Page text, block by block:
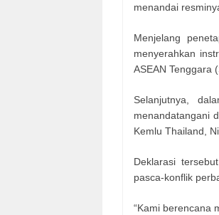
menandai
Menjelang
menyerahkan
ASEAN Tenggara
Selanjutnya,
menandatangani
Kemlu Thailand,
Deklarasi
pasca-konflik
“Kami berencana